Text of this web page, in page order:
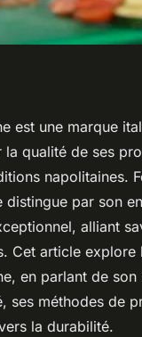
les
?
•3 min de lecture
est une marque
la qualité de ses
napolitaines.
distingue par son
alliant
Cet article
en parlant de son
ses méthodes de
la durabilité.